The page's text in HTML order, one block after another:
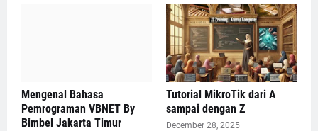
Mengenal Bahasa
Pemrograman VBNET By
Bimbel Jakarta Timur
Tutorial MikroTik dari A
sampai dengan Z
December 28, 2025